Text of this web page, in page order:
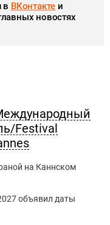
в ВКонтакте и
новостях
Festival
на Каннском
объявил даты